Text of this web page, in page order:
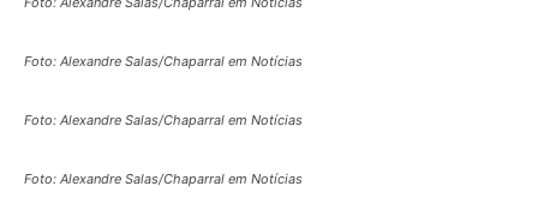
Foto: Alexandre Salas/Chaparral em Notícias
Foto: Alexandre Salas/Chaparral em Notícias
Foto: Alexandre Salas/Chaparral em Notícias